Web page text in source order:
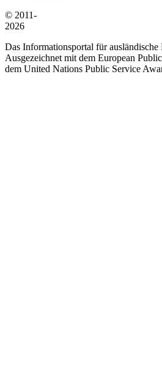
© 2011-
2026
Das Informationsportal für
Ausgezeichnet mit dem European
dem United Nations Public Service